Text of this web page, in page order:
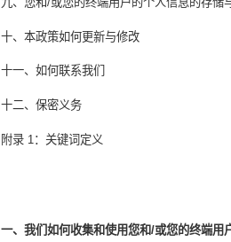
十、本政策如何更新与修改
十一、如何联系我们
十二、 保密义务
附录 1：关键词定义
一、我们如何收集和使用您和/或您的终端用